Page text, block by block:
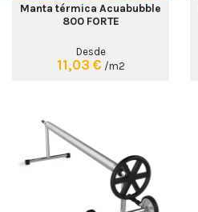
Manta térmica Acuabubble
800 FORTE
Desde
11,03 € /m2